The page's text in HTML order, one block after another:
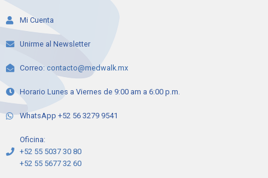
Mi Cuenta
Unirme al Newsletter
Correo: contacto@medwalk.mx
Horario Lunes a Viernes de 9:00 am a 6:00 p.m.
WhatsApp +52 56 3279 9541
Oficina:
+52 55 5037 30 80
+52 55 5677 32 60